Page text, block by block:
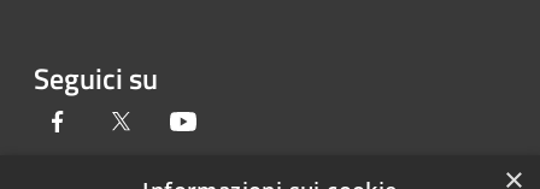
Seguici su
Facebook Twitter
×